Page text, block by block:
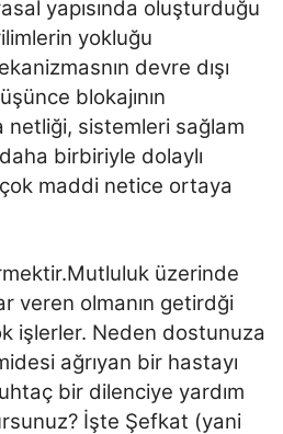
yapısında oluşturduğu
yokluğu
devre dışı
blokajının
netliği, sistemleri sağlam
birbiriyle dolaylı
maddi netice ortaya
üzerinde
veren olmanın getirdği
işlerler. Neden dostunuza
ağrıyan bir hastayı
bir dilenciye yardım
İşte Şefkat (yani